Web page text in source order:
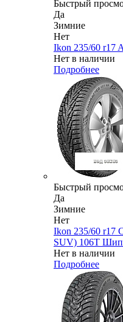
Быстрый
Да
Зимние
Нет
Ikon 235/60 r17
Нет в наличии
Подробнее
Быстрый
Да
Зимние
Нет
Ikon 235/60 r17
SUV) 106T
Нет в наличии
Подробнее